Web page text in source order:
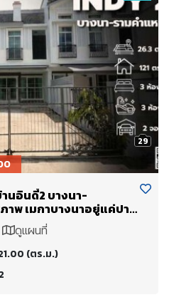
29
นอินดี้2 บางนา-
าพ เมกาบางนาอยู่แค่ปาก
ดูแผนที่
(ตร.ม.)
2